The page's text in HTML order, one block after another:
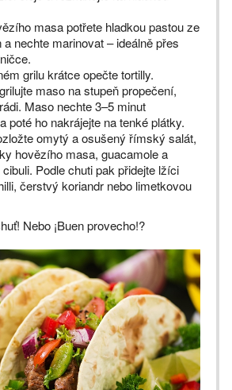
masa potřete hladkou pastou ze
nechte marinovat – ideálně přes
grilu krátce opečte tortilly.
maso na stupeň propečení,
Maso nechte 3–5 minut
poté ho nakrájejte na tenké plátky.
omytý a osušený římský salát,
hovězího masa, guacamole a
cibuli. Podle chuti pak přidejte lžíci
čerstvý koriandr nebo limetkovou
Nebo ¡Buen provecho!?